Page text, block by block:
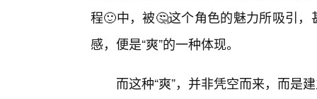
程🙂中，被🤔这个角色的魅力所吸引
感，便是“爽”的一种体现。
而这种“爽”，并非凭空而来，而是